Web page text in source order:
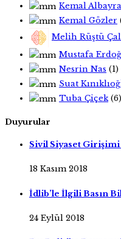
Kemal
Kemal Gözler
Melih Rüştü
Mustafa
Nesrin Nas (1)
Suat
Tuba Çiçek(6)
Duyurular
Sivil Siyaset Girişimi
18 Kasım 2018
İdlib’le İlgili Basın
24 Eylül 2018